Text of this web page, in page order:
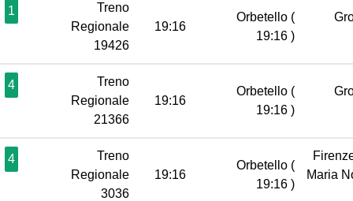
1
Treno
Regionale
19426
19:16
Orbetello (
19:16 )
4
Treno
Regionale
21366
19:16
Orbetello (
19:16 )
4
Treno
Regionale
3036
19:16
Orbetello (
19:16 )
Maria